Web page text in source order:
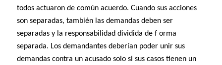
todos actuaron de común acuerdo. Cuando sus acciones
son separadas, también las demandas deben ser
separadas y la responsabilidad dividida de f orma
separada. Los demandantes deberían poder unir sus
demandas contra un acusado solo si sus casos tienen un